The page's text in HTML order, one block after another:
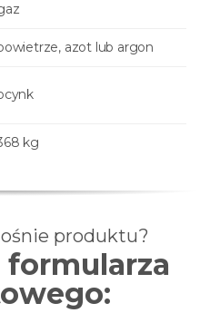
azot lub argon
kg
produktu?
formularza